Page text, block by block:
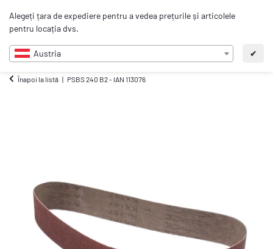
Alegeți țara de expediere pentru a vedea prețurile și articolele
pentru locația dvs.
Austria ✔
RO
Înapoi la listă PSBS 240 B2 - IAN 113076